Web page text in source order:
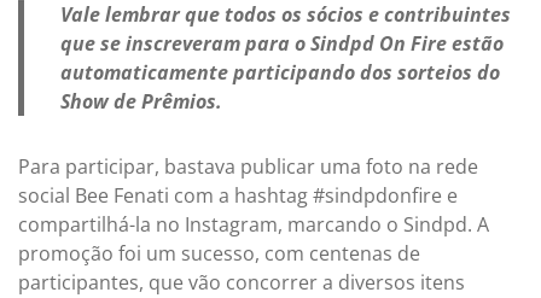
Vale lembrar que todos os sócios e contribuintes
que se inscreveram para o Sindpd On Fire estão
automaticamente participando dos sorteios do
Show de Prêmios.
Para participar, bastava publicar uma foto na rede
social Bee Fenati com a hashtag #sindpdonfire e
compartilhá-la no Instagram, marcando o Sindpd. A
promoção foi um sucesso, com centenas de
participantes, que vão concorrer a diversos itens